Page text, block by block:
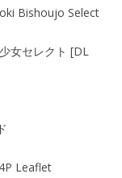
Bishoujo Select
女セレクト [DL
Leaflet